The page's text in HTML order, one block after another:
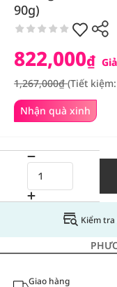
90g)
Nhận quà xinh
822,000₫
1,267,000₫(Tiết
Kiểm
Giao hàng